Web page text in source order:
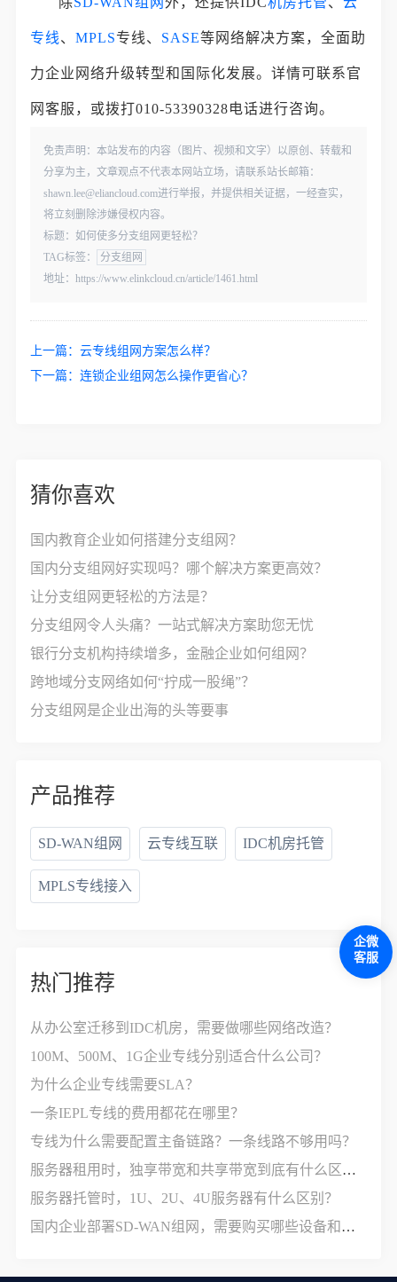
专线、MPLS专线、 SASE等网络解决方案，全面助
力企业网络升级转型和国际化发展。详情可联系官
网客服，或拨打010-53390328电话进行咨询。
免责声明：本站发布的内容（图片、视频和文字）以原创、转载和
分享为主，文章观点不代表本网站立场，请联系站长邮箱：
shawn.lee@eliancloud.com进行举报，并提供相关证据，一经查实，
将立刻删除涉嫌侵权内容。
标题：如何使多分支组网更轻松？
TAG标签：
分支组网
地址：https://www.elinkcloud.cn/article/1461.html
上一篇：云专线组网方案怎么样？
下一篇：连锁企业组网怎么操作更省心？
猜你喜欢
国内教育企业如何搭建分支组网？
国内分支组网好实现吗？哪个解决方案更高效？
让分支组网更轻松的方法是？
分支组网令人头痛？一站式解决方案助您无忧
银行分支机构持续增多，金融企业如何组网？
跨地域分支网络如何“拧成一股绳”？
分支组网是企业出海的头等要事
产品推荐
SD-WAN组网 云专线互联 IDC机房托管
MPLS专线接入
热门推荐
从办公室迁移到IDC机房，需要做哪些网络改造？
100M、500M、1G企业专线分别适合什么公司？
为什么企业专线需要SLA？
一条IEPL专线的费用都花在哪里？
专线为什么需要配置主备链路？一条线路不够用吗？
服务器租用时，独享带宽和共享带宽到底有什么区别？
服务器托管时，1U、2U、4U服务器有什么区别？
国内企业部署SD-WAN组网，需要购买哪些设备和服务？
企微
客服